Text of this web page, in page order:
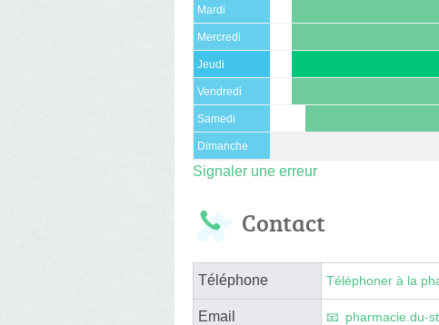
Mardi
Mercredi
Jeudi
Vendredi
Samedi
Dimanche
Signaler une erreur
Contact
Téléphone Téléphoner à la
Email pharmacie.du-